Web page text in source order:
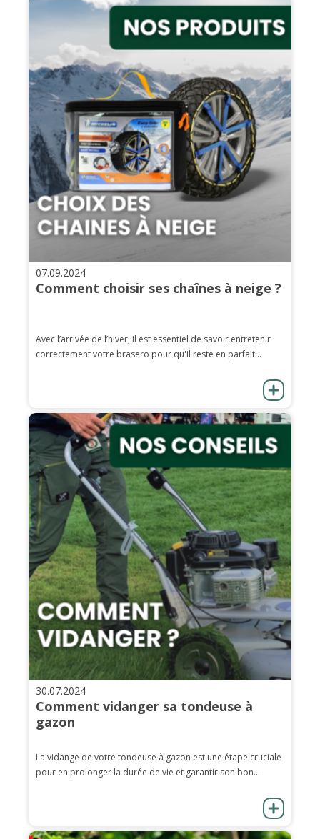
07.09.2024
Comment choisir ses chaînes à neige ?
Avec l’arrivée de l’hiver, il est essentiel de savoir entretenir
correctement votre brasero pour qu'il reste en parfait...
30.07.2024
Comment vidanger sa tondeuse à
gazon
La vidange de votre tondeuse à gazon est une étape cruciale
pour en prolonger la durée de vie et garantir son bon...